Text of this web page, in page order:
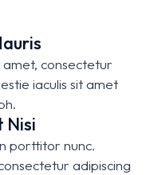
consectetur
iaculis sit amet
Nisi
porttitor nunc.
adipiscing